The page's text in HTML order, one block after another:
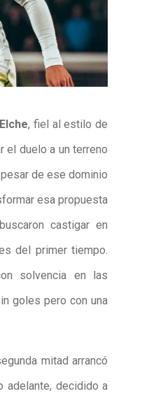
Elche, fiel al estilo de
el duelo a un terreno
de ese dominio
esa propuesta
castigar en
del primer tiempo.
solvencia en las
goles pero con una
mitad arrancó
adelante, decidido a